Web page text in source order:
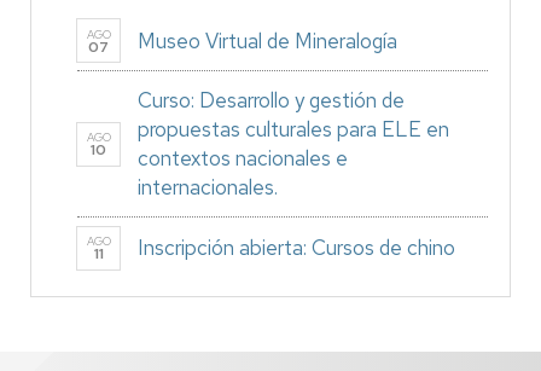
AGO
07 Museo Virtual de Mineralogía
AGO
10
Curso: Desarrollo y gestión de
propuestas culturales para ELE en
contextos nacionales e
internacionales.
AGO
11 Inscripción abierta: Cursos de chino